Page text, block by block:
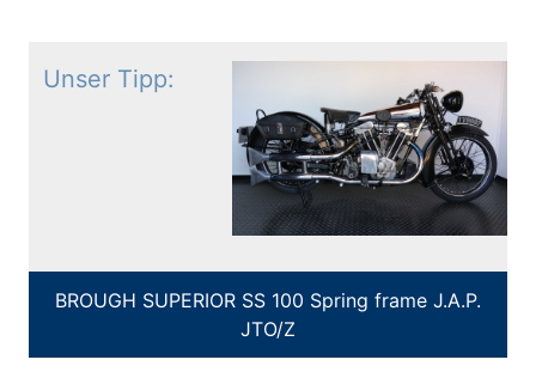
Unser Tipp:
BROUGH SUPERIOR SS 100 Spring frame J.A.P.
JTO/Z